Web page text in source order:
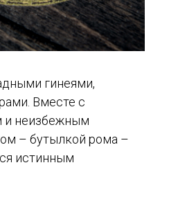
гинеями,
Вместе с
и неизбежным
– бутылкой рома –
истинным